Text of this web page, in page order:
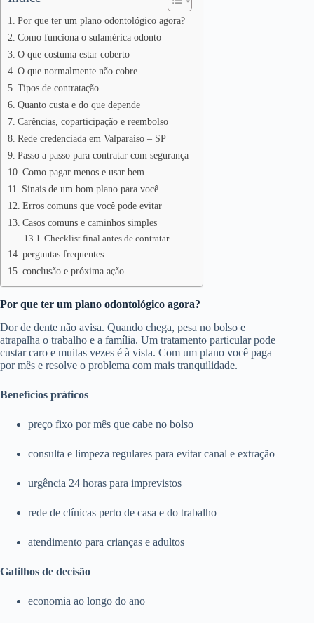
Por que ter um plano odontológico agora?
Como funciona o sulamérica odonto
O que costuma estar coberto
O que normalmente não cobre
Tipos de contratação
Quanto custa e do que depende
Carências, coparticipação e reembolso
Rede credenciada em Valparaíso – SP
Passo a passo para contratar com segurança
Como pagar menos e usar bem
Sinais de um bom plano para você
Erros comuns que você pode evitar
Casos comuns e caminhos simples
Checklist final antes de contratar
perguntas frequentes
conclusão e próxima ação
Por que ter um plano odontológico agora?
Dor de dente não avisa. Quando chega, pesa no bolso e
atrapalha o trabalho e a família. Um tratamento particular pode
custar caro e muitas vezes é à vista. Com um plano você paga
por mês e resolve o problema com mais tranquilidade.
Benefícios práticos
preço fixo por mês que cabe no bolso
consulta e limpeza regulares para evitar canal e extração
urgência 24 horas para imprevistos
rede de clínicas perto de casa e do trabalho
atendimento para crianças e adultos
Gatilhos de decisão
economia ao longo do ano